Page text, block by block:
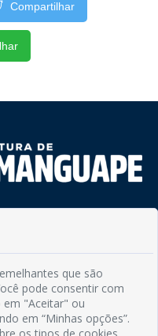
Compartilhar
PB
08h às 13h
que são
pode consentir com
em "Aceitar" ou
em “Minhas opções”.